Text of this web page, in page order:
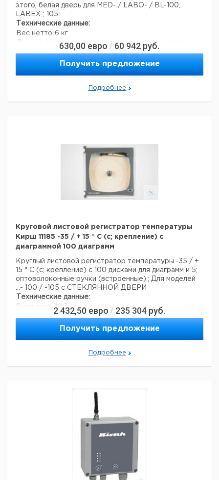
этого, белая дверь для MED- / LABO- / BL-100,
LABEX-; 105
Технические данные:
Вес нетто: 6 кг
Данные для перевозки (реальные данные могут
630,00 евро / 60 942 руб.
Получить предложение
Подробнее
Круговой листовой регистратор температуры
Кирш 11185 -35 / + 15 ° C (с; крепление) с
диаграммой 100 диаграмм
Круглый листовой регистратор температуры -35 / +
15 ° C (с; крепление) с 100 дисками для диаграмм и 5;
оптоволоконные ручки (встроенные).; Для моделей
...- 100 / -105 с СТЕКЛЯННОЙ ДВЕРИ
Технические данные:
Вес нетто:
10,3 кг
Данные для перевозки (реальные данные могут
2 432,50 евро / 235 304 руб.
Получить предложение
Подробнее